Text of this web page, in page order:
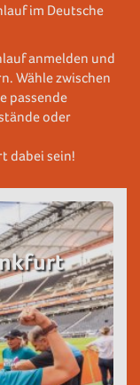
im Deutsche
anmelden und
Wähle zwischen
passende
oder
dabei sein!